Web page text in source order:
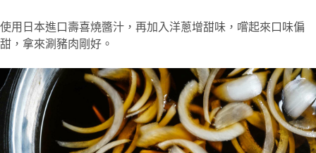
使用日本進口壽喜燒醬汁，再加入洋蔥增甜味，嚐起來口味偏
甜，拿來涮豬肉剛好。